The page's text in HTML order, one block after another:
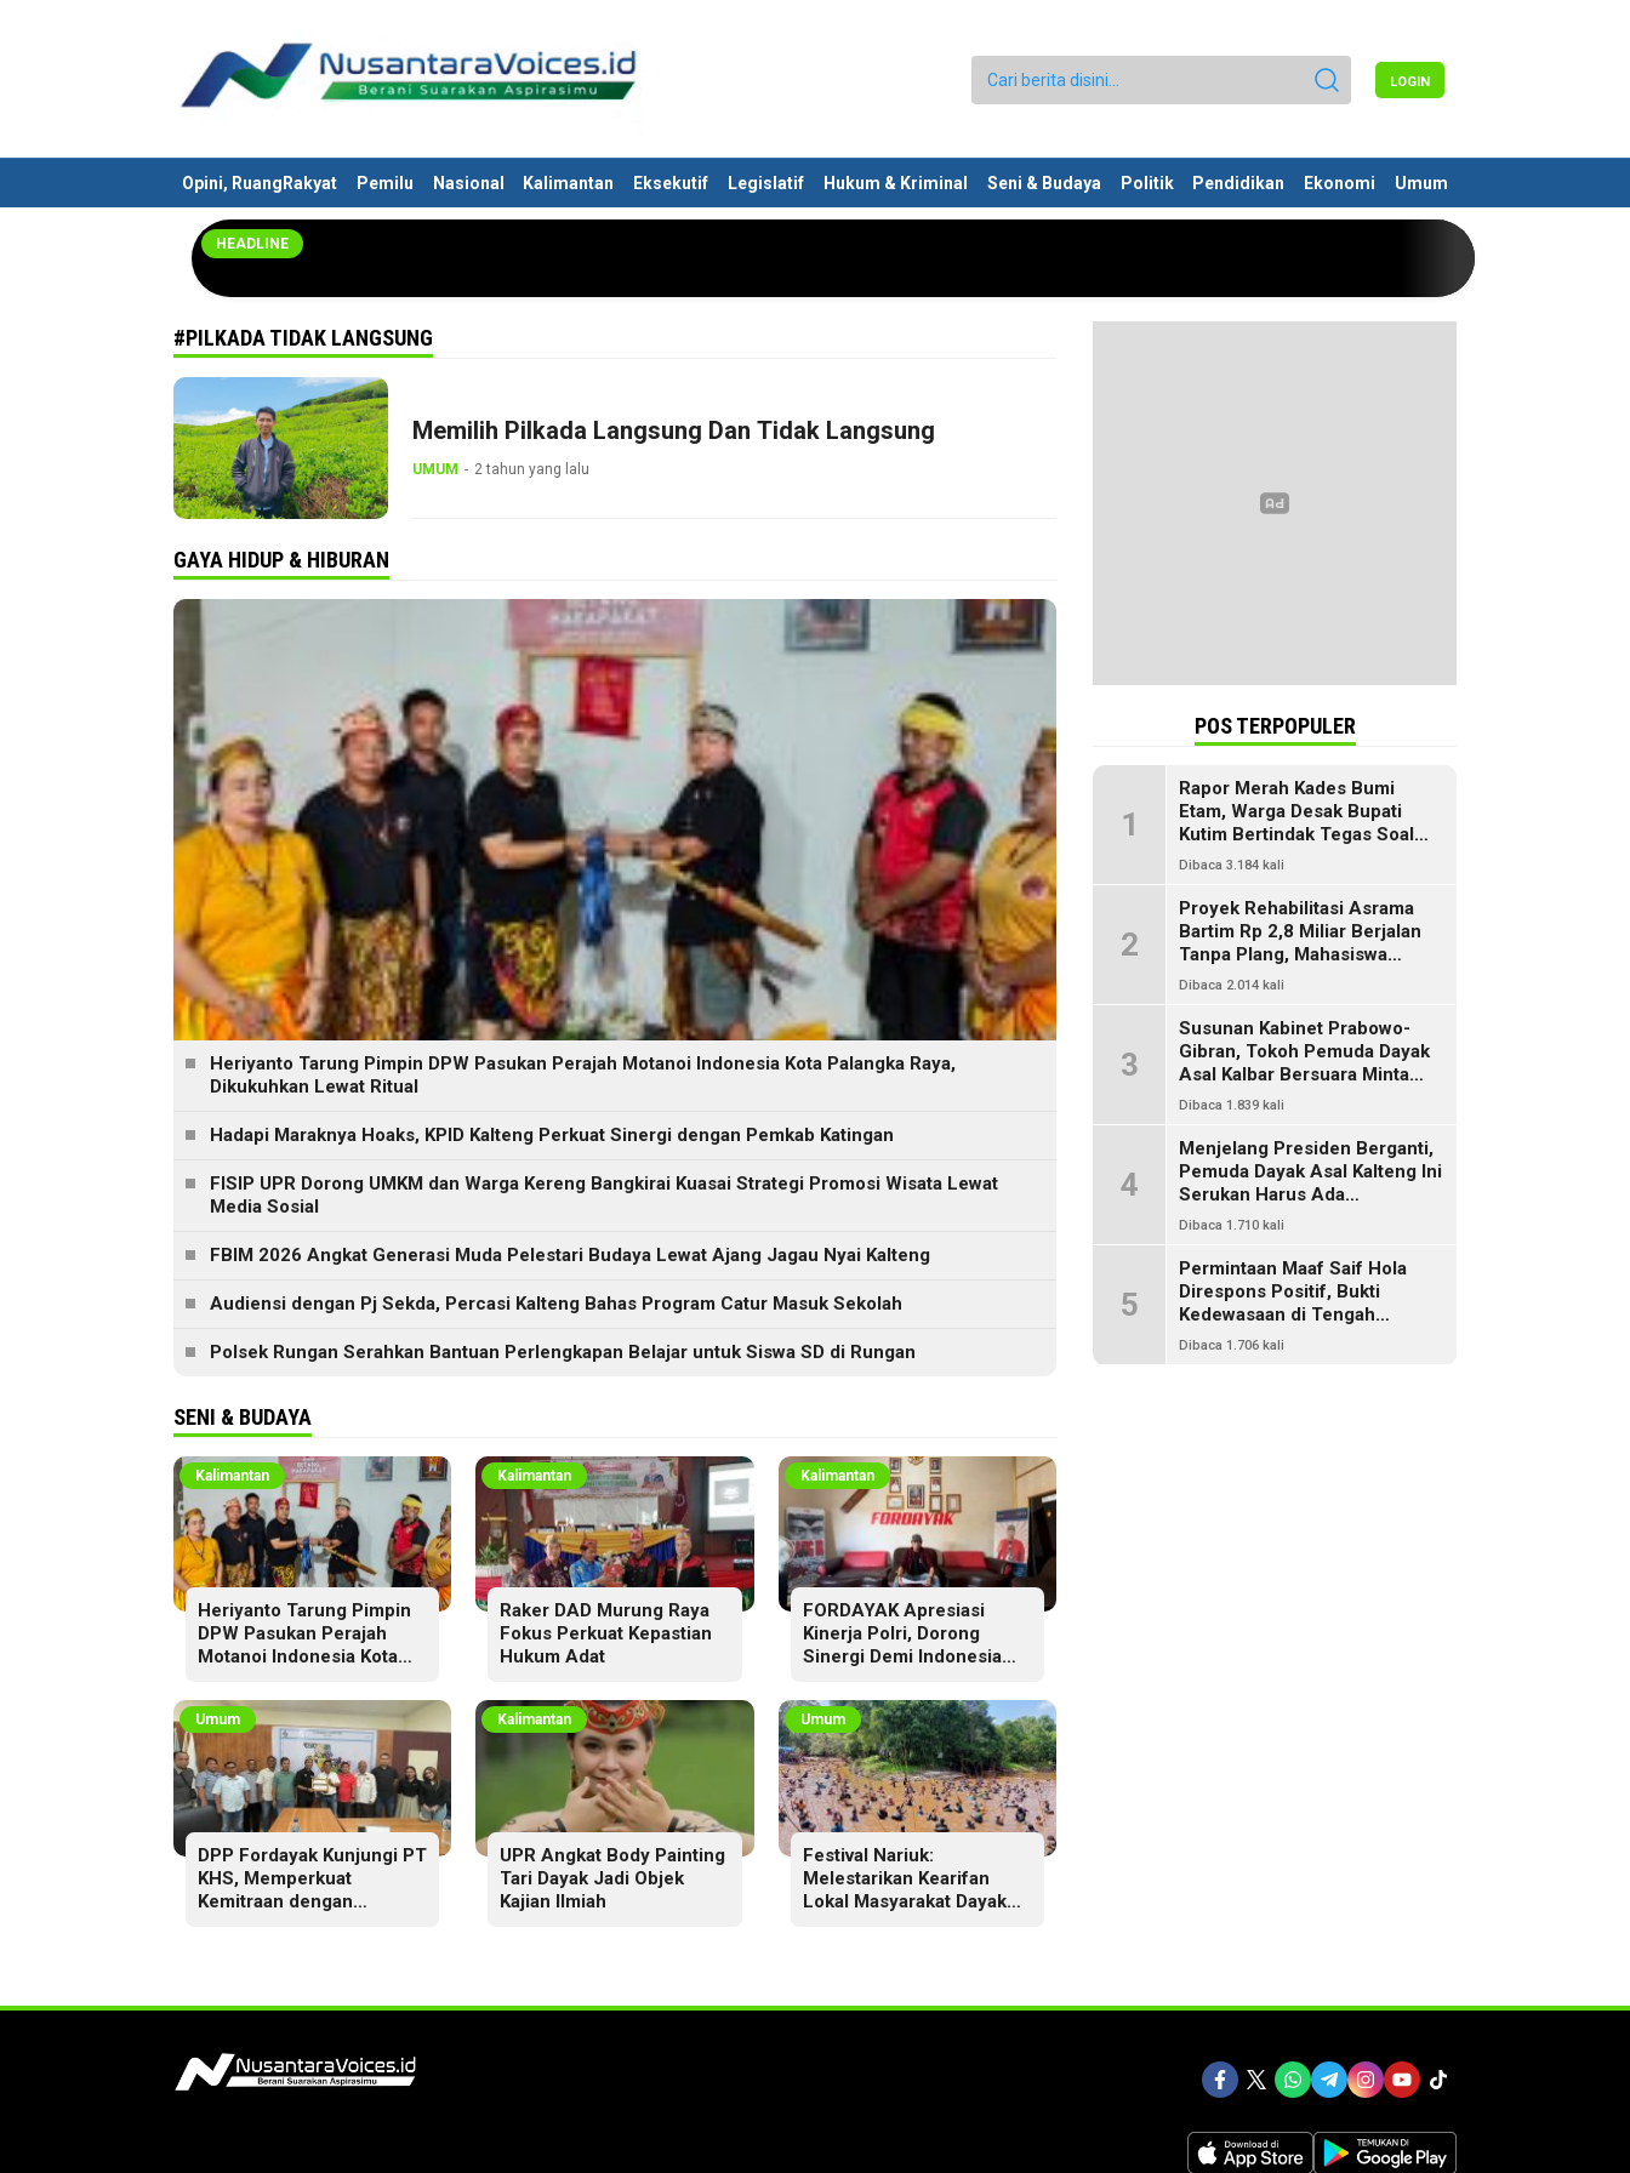
Nusantaravoices.id
Berani Suarakan Aspirasimu
LOGIN
Opini, RuangRakyat Pemilu Nasional Kalimantan Eksekutif Legislatif Hukum & Kriminal Seni & Budaya Politik Pendidikan Ekonomi Umum
HEADLINE
#PILKADA TIDAK LANGSUNG
Memilih Pilkada Langsung Dan Tidak Langsung
UMUM 2 tahun yang lalu
GAYA HIDUP & HIBURAN
Heriyanto Tarung Pimpin DPW Pasukan Perajah Motanoi Indonesia Kota Palangka Raya,
Dikukuhkan Lewat Ritual
Hadapi Maraknya Hoaks, KPID Kalteng Perkuat Sinergi dengan Pemkab Katingan
FISIP UPR Dorong UMKM dan Warga Kereng Bangkirai Kuasai Strategi Promosi Wisata Lewat
Media Sosial
FBIM 2026 Angkat Generasi Muda Pelestari Budaya Lewat Ajang Jagau Nyai Kalteng
Audiensi dengan Pj Sekda, Percasi Kalteng Bahas Program Catur Masuk Sekolah
Polsek Rungan Serahkan Bantuan Perlengkapan Belajar untuk Siswa SD di Rungan
SENI & BUDAYA
Kalimantan
Heriyanto Tarung Pimpin
DPW Pasukan Perajah
Motanoi Indonesia Kota
Dikukuhkan Lewat Ritual
Kalimantan
Raker DAD Murung Raya
Fokus Perkuat Kepastian
Hukum Adat
Kalimantan
FORDAYAK Apresiasi
Kinerja Polri, Dorong
Sinergi Demi Indonesia
Umum
DPP Fordayak Kunjungi PT
KHS, Memperkuat
Kemitraan dengan
Kalimantan
UPR Angkat Body Painting
Tari Dayak Jadi Objek
Kajian Ilmiah
Umum
Festival Nariuk:
Melestarikan Kearifan
Lokal Masyarakat Dayak
POS TERPOPULER
1
Rapor Merah Kades Bumi
Etam, Warga Desak Bupati
Kutim Bertindak Tegas Soal
Penyelewengan Dana SILPA
Dibaca 3.184 kali
2
Proyek Rehabilitasi Asrama
Bartim Rp 2,8 Miliar Berjalan
Tanpa Plang, Mahasiswa
Pertanyakan Transparansi
Dibaca 2.014 kali
3
Susunan Kabinet Prabowo-
Gibran, Tokoh Pemuda Dayak
Asal Kalbar Bersuara Minta
Harus Ada Representasi Dari
Dibaca 1.839 kali
4
Menjelang Presiden Berganti,
Pemuda Dayak Asal Kalteng Ini
Serukan Harus Ada
Keterwakilan Bangsa Dayak
Dibaca 1.710 kali
5
Permintaan Maaf Saif Hola
Direspons Positif, Bukti
Kedewasaan di Tengah
Polemik Konten
Dibaca 1.706 kali